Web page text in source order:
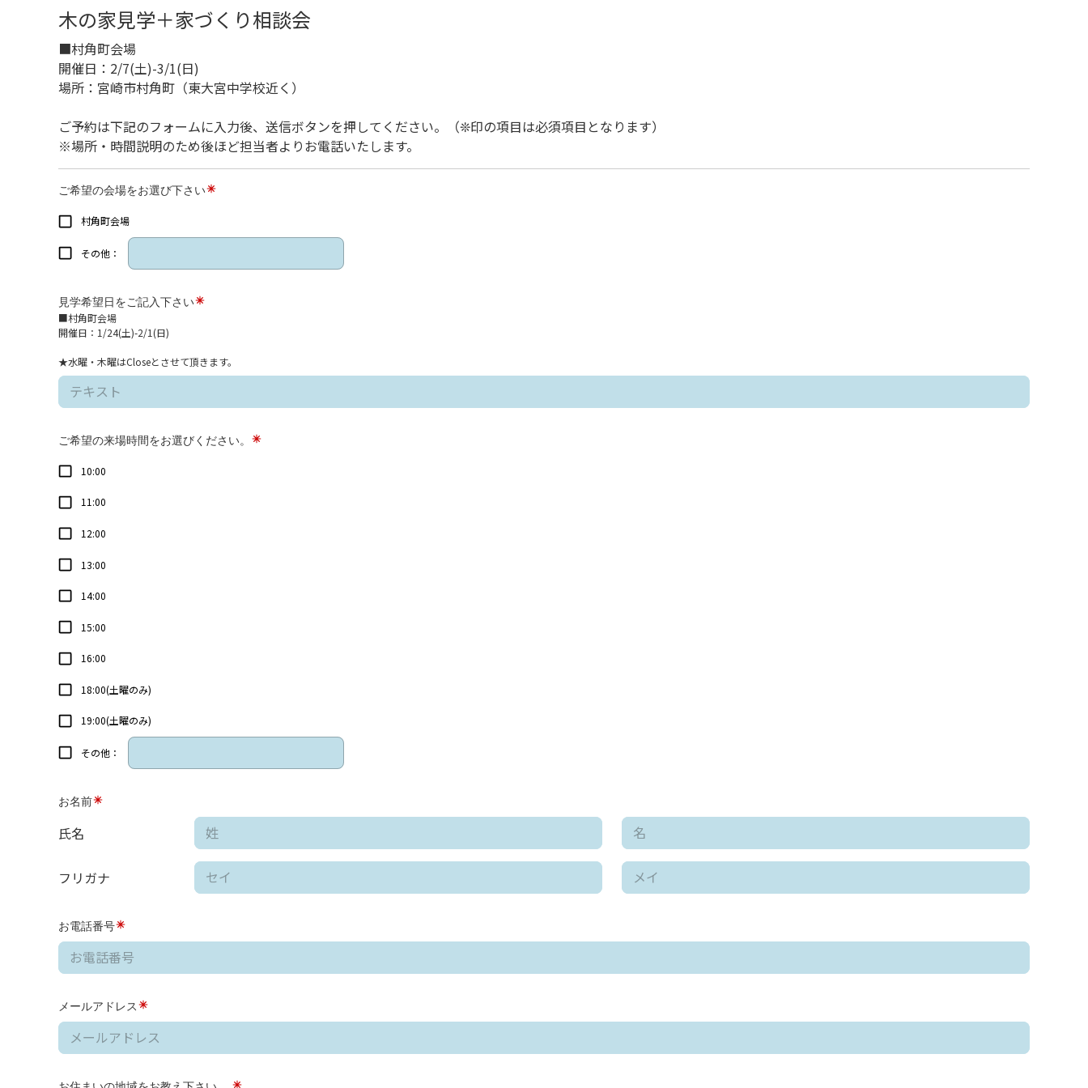
木の家見学＋家づくり相談会
■村角町会場
開催日：2/7(土)-3/1(日)
場所：宮崎市村角町（東大宮中学校近く）
ご予約は下記のフォームに入力後、送信ボタンを押してください。（❊印の項目は必須項目となります）
※場所・時間説明のため後ほど担当者よりお電話いたします。
ご希望の会場をお選び下さい
村角町会場
その他：
見学希望日をご記入下さい
■村角町会場
開催日：1/24(土)-2/1(日)
★水曜・木曜はCloseとさせて頂きます。
ご希望の来場時間をお選びください。
10:00
11:00
12:00
13:00
14:00
15:00
16:00
18:00(土曜のみ)
19:00(土曜のみ)
その他：
お名前
氏名
フリガナ
お電話番号
メールアドレス